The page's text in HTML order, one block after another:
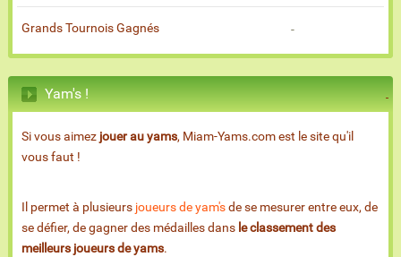
Grands Tournois Gagnés -
Yam's !
Si vous aimez jouer au yams, Miam-Yams.com est le site qu'il
vous faut !
Il permet à plusieurs joueurs de yam'sde se mesurer entre eux, de
se défier, de gagner des médailles dans le classement des
meilleurs joueurs de yams.